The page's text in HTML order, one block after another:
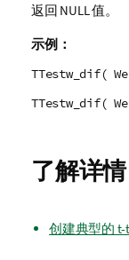
返回 NULL 值。
示例：
TTestw_dif(
TTestw_dif(
了解详情
创建典型的 t-